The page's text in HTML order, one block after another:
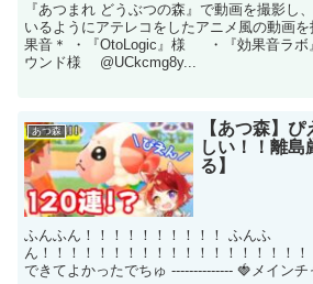
『あつまれ どうぶつの森』で動画を撮影し
いるようにアテレコをしたアニメ風の動画
果音＊ ・『OtoLogic』様 ・『効果音
ウンド様 @UCkcmg8y...
あつ森
【あつ森】
しい！！離島
る】
ふんふん！！！！！！！！！！ ふんふ
ん！！！！！！！！！！！！！！！！！！
できてよかったでちゅ -------------- 🍓メインチ